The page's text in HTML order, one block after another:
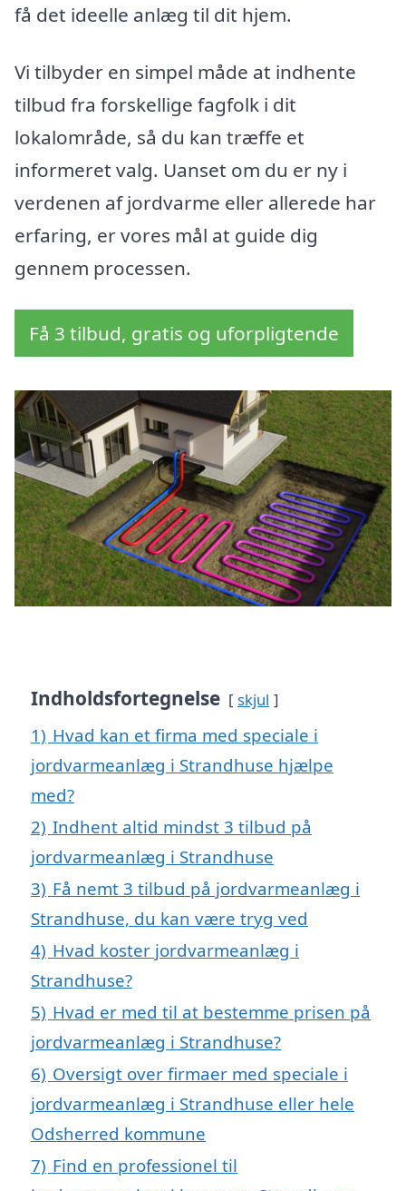
få det ideelle anlæg til dit hjem.
Vi tilbyder en simpel måde at indhente
tilbud fra forskellige fagfolk i dit
lokalområde, så du kan træffe et
informeret valg. Uanset om du er ny i
verdenen af jordvarme eller allerede har
erfaring, er vores mål at guide dig
gennem processen.
Få 3 tilbud, gratis og uforpligtende
Indholdsfortegnelse skjul
1) Hvad kan et firma med speciale i
jordvarmeanlæg i Strandhuse hjælpe
med?
2) Indhent altid mindst 3 tilbud på
jordvarmeanlæg i Strandhuse
3) Få nemt 3 tilbud på jordvarmeanlæg i
Strandhuse, du kan være tryg ved
4) Hvad koster jordvarmeanlæg i
Strandhuse?
5) Hvad er med til at bestemme prisen på
jordvarmeanlæg i Strandhuse?
6) Oversigt over firmaer med speciale i
jordvarmeanlæg i Strandhuse eller hele
Odsherred kommune
7) Find en professionel til